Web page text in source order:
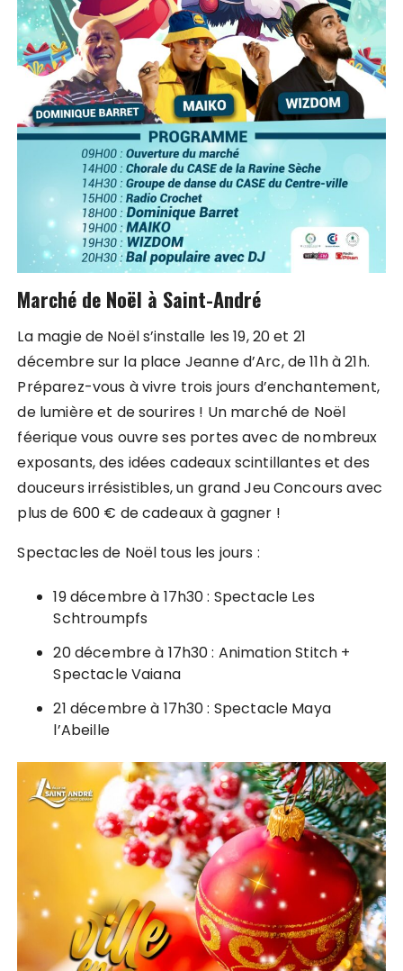
Marché de Noël à Saint-André
La magie de Noël s’installe les 19, 20 et 21
décembre sur la place Jeanne d’Arc, de 11h à 21h.
Préparez-vous à vivre trois jours d’enchantement,
de lumière et de sourires ! Un marché de Noël
féerique vous ouvre ses portes avec de nombreux
exposants, des idées cadeaux scintillantes et des
douceurs irrésistibles, un grand Jeu Concours avec
plus de 600 € de cadeaux à gagner !
Spectacles de Noël tous les jours :
19 décembre à 17h30 : Spectacle Les
Schtroumpfs
20 décembre à 17h30 : Animation Stitch +
Spectacle Vaiana
21 décembre à 17h30 : Spectacle Maya
l’Abeille